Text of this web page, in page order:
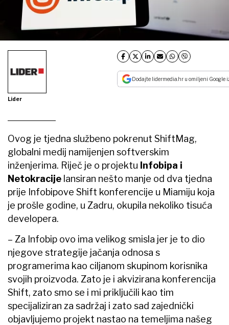
Lider
Dodajte lidermedia.hr u omiljeni Google
Ovog je tjedna službeno pokrenut ShiftMag,
globalni medij namijenjen softverskim
inženjerima. Riječ je o projektu Infobipa i
Netokracije lansiran nešto manje od dva tjedna
prije Infobipove Shift konferencije u Miamiju koja
je prošle godine, u Zadru, okupila nekoliko tisuća
developera.
– Za Infobip ovo ima velikog smisla jer je to dio
njegove strategije jačanja odnosa s
programerima kao ciljanom skupinom korisnika
svojih proizvoda. Zato je i akvizirana konferencija
Shift, zato smo se i mi priključili kao tim
specijaliziran za sadržaj i zato sad zajednički
objavljujemo projekt nastao na temeljima našeg